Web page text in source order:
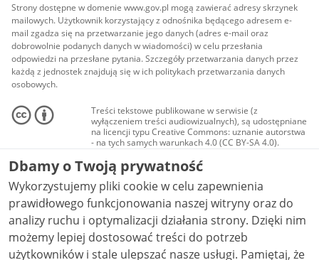
Strony dostępne w domenie www.gov.pl mogą zawierać adresy skrzynek
mailowych. Użytkownik korzystający z odnośnika będącego adresem e-
mail zgadza się na przetwarzanie jego danych (adres e-mail oraz
dobrowolnie podanych danych w wiadomości) w celu przesłania
odpowiedzi na przesłane pytania. Szczegóły przetwarzania danych przez
każdą z jednostek znajdują się w ich politykach przetwarzania danych
osobowych.
Treści tekstowe publikowane w serwisie (z
wyłączeniem treści audiowizualnych), są udostępniane
na licencji typu Creative Commons: uznanie autorstwa
- na tych samych warunkach 4.0 (CC BY-SA 4.0).
Materiały audiowizualne, w tym zdjęcia, materiały
audio i wideo, są udostępniane na licencji typu
Creative Commons: uznanie autorstwa użycie
niekomercyjne - bez utworów zależnych 4.0 (CC BY-
NC-ND 4.0), o ile nie jest to stwierdzone inaczej.
Dbamy o Twoją prywatność
Wykorzystujemy pliki cookie w celu zapewnienia
prawidłowego funkcjonowania naszej witryny oraz do
analizy ruchu i optymalizacji działania strony. Dzięki nim
możemy lepiej dostosować treści do potrzeb
użytkowników i stale ulepszać nasze usługi. Pamiętaj, że